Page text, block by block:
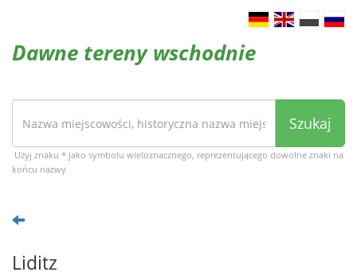
Dawne tereny wschodnie
Szukaj
Użyj znaku * jako symbolu wieloznacznego, reprezentującego dowolne znaki na
końcu nazwy
Liditz